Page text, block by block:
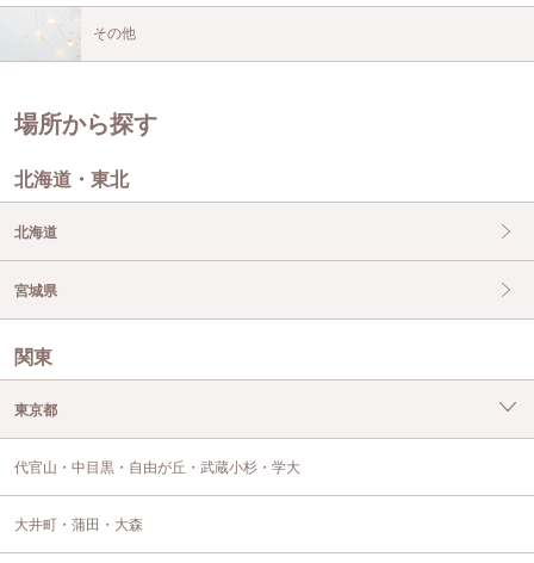
その他
場所から探す
北海道・東北
北海道
宮城県
関東
東京都
代官山・中目黒・自由が丘・武蔵小杉・学大
大井町・蒲田・大森